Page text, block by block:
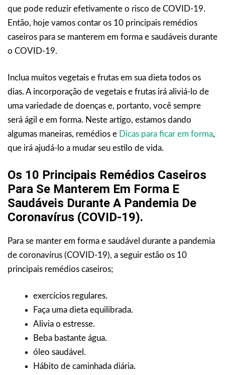
que pode reduzir efetivamente o risco de COVID-19.
Então, hoje vamos contar os 10 principais remédios
caseiros para se manterem em forma e saudáveis durante
o COVID-19.
Inclua muitos vegetais e frutas em sua dieta todos os
dias. A incorporação de vegetais e frutas irá aliviá-lo de
uma variedade de doenças e, portanto, você sempre
será ágil e em forma. Neste artigo, estamos dando
algumas maneiras, remédios e Dicas para ficar em forma,
que irá ajudá-lo a mudar seu estilo de vida.
Os 10 Principais Remédios Caseiros
Para Se Manterem Em Forma E
Saudáveis Durante A Pandemia De
Coronavírus (COVID-19).
Para se manter em forma e saudável durante a pandemia
de coronavírus (COVID-19), a seguir estão os 10
principais remédios caseiros;
exercícios regulares.
Faça uma dieta equilibrada.
Alivia o estresse.
Beba bastante água.
óleo saudável.
Hábito de caminhada diária.